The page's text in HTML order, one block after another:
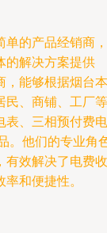
单的产品经销商，
的解决方案提供
，能够根据烟台本
民、商铺、工厂等
表、三相预付费电
。他们的专业角
有效解决了电费收
和便捷性。